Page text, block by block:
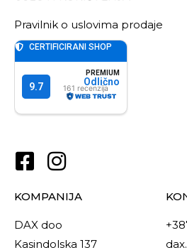
Pravilnik o uslovima prodaje
KOMPANIJA
DAX doo
Kasindolska 137